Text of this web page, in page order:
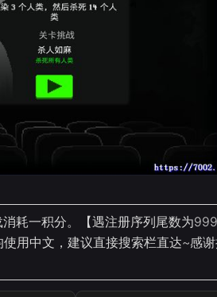
耗一积分。【遇注册序列尾数为
用中文，建议直接搜索栏直达~感